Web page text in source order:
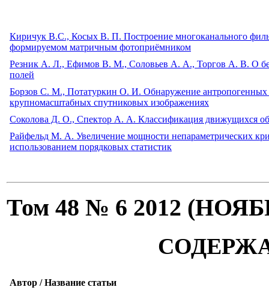
Киричук B.C., Косых В. П. Построение многоканального
формируемом матричным фотоприёмником
Резник А. Л., Ефимов В. М., Соловьев А. А., Торгов А. В. О
полей
Борзов С. М., Потатуркин О. И. Обнаружение антропогенных
крупномасштабных спутниковых изображениях
Соколова Д. О., Спектор А. А. Классификация движущихся
Райфельд М. А. Увеличение мощности непараметрических
использованием порядковых статистик
Том 48 № 6 2012
Автор / Название статьи